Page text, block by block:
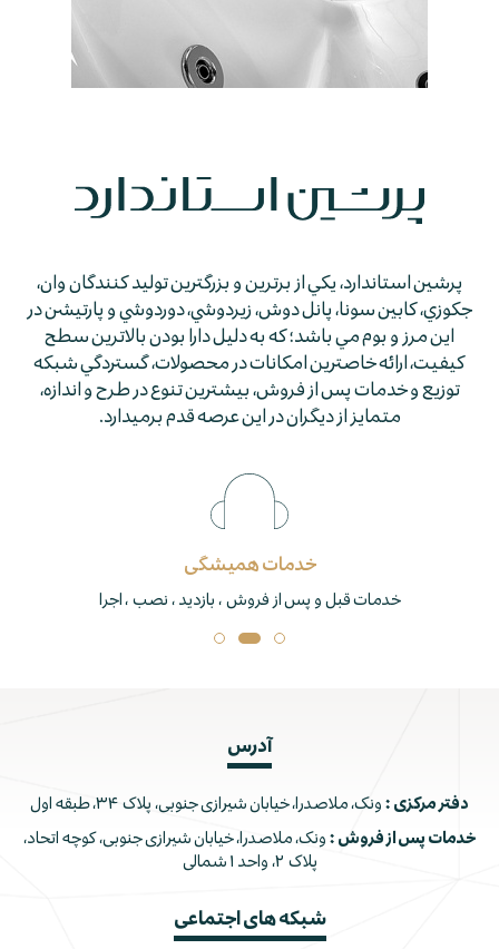
پرشين استاندارد، يكي از برترين و بزرگترين توليد كنندگان وان،
جكوزي، كابين سونا، پانل دوش، زيردوشي، دوردوشي و پارتيشن در
اين مرز و بوم مي باشد؛ كه به دليل دارا بودن بالاترين سطح
كيفيت، ارائه خاصترين امكانات در محصولات، گستردگي شبكه
توزيع و خدمات پس از فروش، بيشترين تنوع در طرح و اندازه،
متمايز از ديگران در اين عرصه قدم برمي­دارد.
خدمات همیشگی
خدمات قبل و پس از فروش ، بازدید ، نصب ، اجرا
آدرس
دفتر مرکزی : ونک، ملاصدرا، خیابان شیرازی جنوبی، پلاک ۳۴، طبقه اول
خدمات پس از فروش : ونک، ملاصدرا، خیابان شیرازی جنوبی، کوچه اتحاد،
پلاک ۲، واحد ۱ شمالی
شبکه های اجتماعی